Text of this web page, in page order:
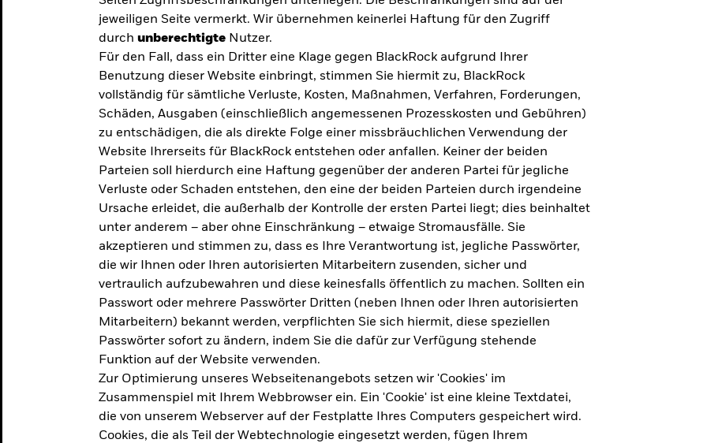
Die
in
jeweiligen Seite vermerkt. Wir übernehmen keinerlei Haftung für den Zugriff
durch unberechtigte Nutzer.
Für den Fall, dass ein Dritter eine Klage gegen BlackRock aufgrund Ihrer
Benutzung dieser Website einbringt, stimmen Sie hiermit zu, BlackRock
vollständig für sämtliche Verluste, Kosten, Maßnahmen, Verfahren, Forderungen,
Schäden, Ausgaben (einschließlich angemessenen Prozesskosten und Gebühren)
zu entschädigen, die als direkte Folge einer missbräuchlichen Verwendung der
Website Ihrerseits für BlackRock entstehen oder anfallen. Keiner der beiden
Parteien soll hierdurch eine Haftung gegenüber der anderen Partei für jegliche
Verluste oder Schaden entstehen, den eine der beiden Parteien durch irgendeine
Ursache erleidet, die außerhalb der Kontrolle der ersten Partei liegt; dies beinhaltet
unter anderem – aber ohne Einschränkung – etwaige Stromausfälle. Sie
akzeptieren und stimmen zu, dass es Ihre Verantwortung ist, jegliche Passwörter,
die wir Ihnen oder Ihren autorisierten Mitarbeitern zusenden, sicher und
vertraulich aufzubewahren und diese keinesfalls öffentlich zu machen. Sollten ein
Passwort oder mehrere Passwörter Dritten (neben Ihnen oder Ihren autorisierten
Mitarbeitern) bekannt werden, verpflichten Sie sich hiermit, diese speziellen
Passwörter sofort zu ändern, indem Sie die dafür zur Verfügung stehende
Funktion auf der Website verwenden.
Zur Optimierung unseres Webseitenangebots setzen wir 'Cookies' im
Zusammenspiel mit Ihrem Webbrowser ein. Ein 'Cookie' ist eine kleine Textdatei,
die von unserem Webserver auf der Festplatte Ihres Computers gespeichert wird.
Cookies, die als Teil der Webtechnologie eingesetzt werden, fügen Ihrem